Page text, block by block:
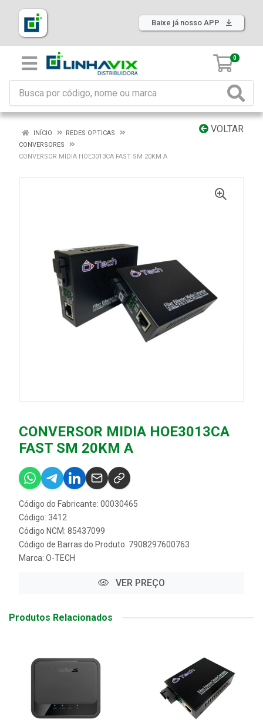
Baixe já nosso APP
0
VOLTAR
INÍCIO
REDES OPTICAS
CONVERSORES
CONVERSOR MIDIA HOE3013CA FAST SM 20KM A
CONVERSOR MIDIA HOE3013CA
FAST SM 20KM A
Código do Fabricante: 00030465
Código: 3412
Código NCM: 85437099
Código de Barras do Produto: 7908297600763
Marca: O-TECH
VER PREÇO
Produtos Relacionados